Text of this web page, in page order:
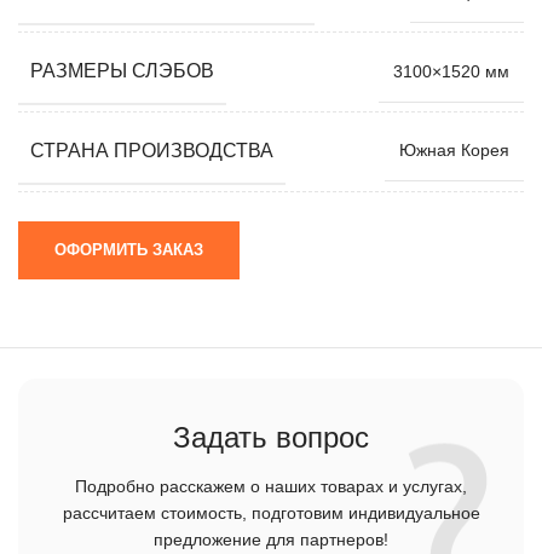
РАЗМЕРЫ СЛЭБОВ 3100×1520 мм
СТРАНА ПРОИЗВОДСТВА Южная Корея
ОФОРМИТЬ ЗАКАЗ
Задать вопрос
Подробно расскажем о наших товарах и услугах,
рассчитаем стоимость, подготовим индивидуальное
предложение для партнеров!